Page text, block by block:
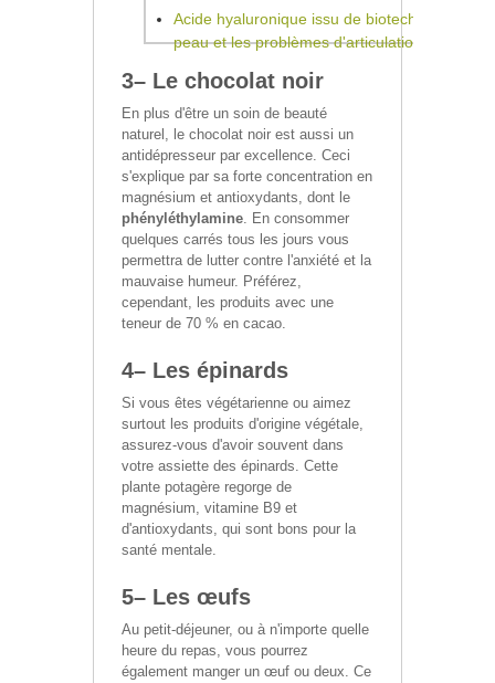
Acide hyaluronique issu de biotechnologie
peau et les problèmes d'articulation
3– Le chocolat noir
En plus d'être un soin de beauté
naturel, le chocolat noir est aussi un
antidépresseur par excellence. Ceci
s'explique par sa forte concentration en
magnésium et antioxydants, dont le
phényléthylamine . En consommer
quelques carrés tous les jours vous
permettra de lutter contre l'anxiété et la
mauvaise humeur. Préférez,
cependant, les produits avec une
teneur de 70 % en cacao.
4– Les épinards
Si vous êtes végétarienne ou aimez
surtout les produits d'origine végétale,
assurez-vous d'avoir souvent dans
votre assiette des épinards. Cette
plante potagère regorge de
magnésium, vitamine B9 et
d'antioxydants, qui sont bons pour la
santé mentale.
5– Les œufs
Au petit-déjeuner, ou à n'importe quelle
heure du repas, vous pourrez
également manger un œuf ou deux. Ce